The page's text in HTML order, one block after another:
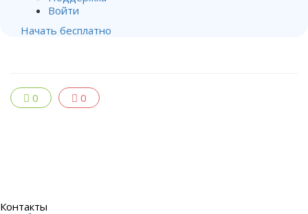
Войти
Начать бесплатно
0 0
Контакты